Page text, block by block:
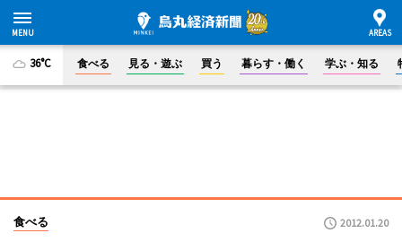
36°C 食べる 見る・遊ぶ 買う 暮らす・働く 学ぶ・知る
食べる 2012.01.20